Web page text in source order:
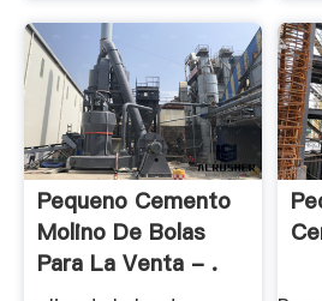
Pequeno Cemento
Molino De Bolas
Para La Venta - .